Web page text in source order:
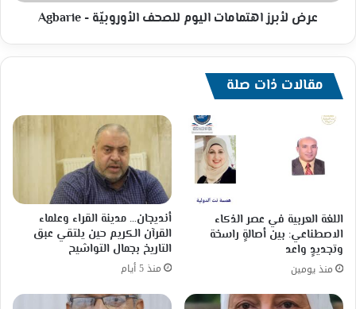
عرض لأبرز اهتمامات اليوم للصحف الأوروبيّة - Agbarie
مقالات ذات صلة
اللغة العربية في عصر الذكاء
الاصطناعي: بين أصالةٍ راسخة
وتجديدٍ واعد
منذ يومين
أنديجان… مدينة القراء وعلماء
القرآن الكريم حين يلتقي عبق
التاريخ بجمال التواشيح
منذ 5 أيام